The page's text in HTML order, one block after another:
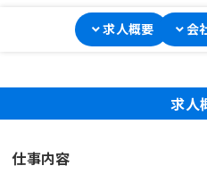
求人概要 会
求人
仕事内容